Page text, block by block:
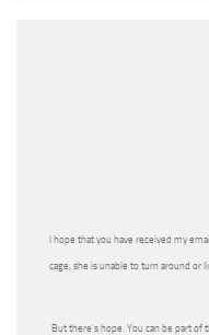
I hope that you have received my
cage, she is unable to turn around or
But there’s hope. You can be part